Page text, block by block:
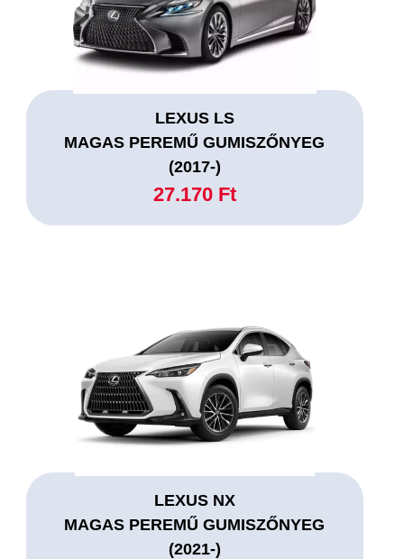
LEXUS LS
MAGAS PEREMŰ GUMISZŐNYEG
(2017-)
27.170 Ft
LEXUS NX
MAGAS PEREMŰ GUMISZŐNYEG
(2021-)